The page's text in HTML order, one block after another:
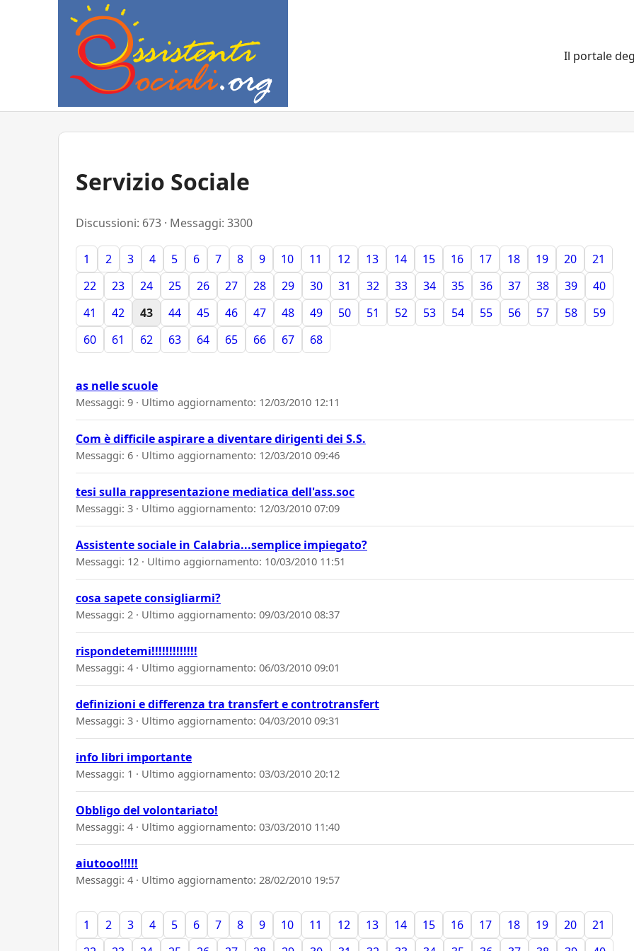
Il portale
Servizio Sociale
Discussioni: 673 · Messaggi: 3300
1 2 3 4 5 6 7 8 9 10 11 12 13 14 15 16 17 18 19 20
21
22
23 24 25 26 27 28 29 30 31 32 33 34 35 36 37 38 39
40
41
42 43 44 45 46 47 48 49 50 51 52 53 54 55 56 57 58
59
60
61 62 63 64 65 66 67 68
as nelle scuole
Messaggi: 9 · Ultimo aggiornamento: 12/03/2010 12:11
Com è difficile aspirare a diventare dirigenti dei S.S.
Messaggi: 6 · Ultimo aggiornamento: 12/03/2010 09:46
tesi sulla rappresentazione mediatica dell'ass.soc
Messaggi: 3 · Ultimo aggiornamento: 12/03/2010 07:09
Assistente sociale in Calabria...semplice impiegato?
Messaggi: 12 · Ultimo aggiornamento: 10/03/2010 11:51
cosa sapete consigliarmi?
Messaggi: 2 · Ultimo aggiornamento: 09/03/2010 08:37
rispondetemi!!!!!!!!!!!!!
Messaggi: 4 · Ultimo aggiornamento: 06/03/2010 09:01
definizioni e differenza tra transfert e controtransfert
Messaggi: 3 · Ultimo aggiornamento: 04/03/2010 09:31
info libri importante
Messaggi: 1 · Ultimo aggiornamento: 03/03/2010 20:12
Obbligo del volontariato!
Messaggi: 4 · Ultimo aggiornamento: 03/03/2010 11:40
aiutooo!!!!!
Messaggi: 4 · Ultimo aggiornamento: 28/02/2010 19:57
1 2 3 4 5 6 7 8 9 10 11 12 13 14 15 16 17 18 19 20
21